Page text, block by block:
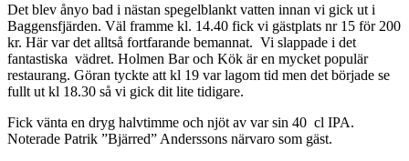
Det blev ånyo bad i nästan spegelblankt vatten innan vi gick ut i
Baggensfjärden. Väl framme kl. 14.40 fick vi gästplats nr 15 för 200
kr. Här var det alltså fortfarande bemannat. Vi slappade i det
fantastiska vädret. Holmen Bar och Kök är en mycket populär
restaurang. Göran tyckte att kl 19 var lagom tid men det började se
fullt ut kl 18.30 så vi gick dit lite tidigare.
Fick vänta en dryg halvtimme och njöt av var sin 40 cl IPA.
Noterade Patrik ”Bjärred” Anderssons närvaro som gäst.